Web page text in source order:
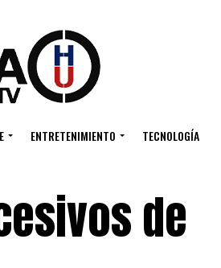
ENTRETENIMIENTO TECNOLOGÍA
de